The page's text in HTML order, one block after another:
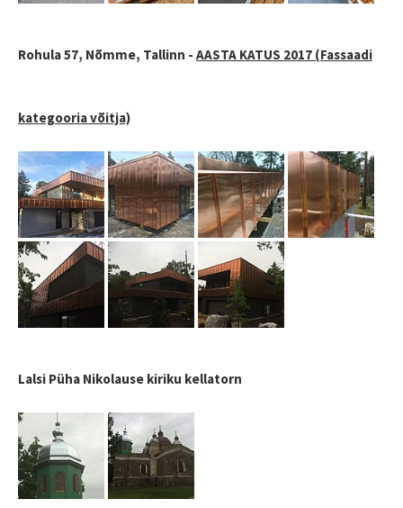
Rohula 57, Nõmme, Tallinn - AASTA KATUS 2017 (Fassaadi
kategooria võitja)
Lalsi Püha Nikolause kiriku kellatorn